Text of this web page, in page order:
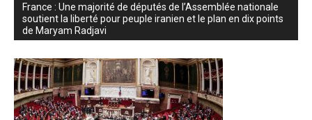
France : Une majorité de députés de l’Assemblée nationale
soutient la liberté pour peuple iranien et le plan en dix points
de Maryam Radjavi